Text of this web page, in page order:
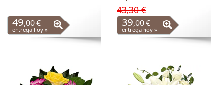
49,00 €
entrega hoy »
43,30 €
39,00 €
entrega hoy »